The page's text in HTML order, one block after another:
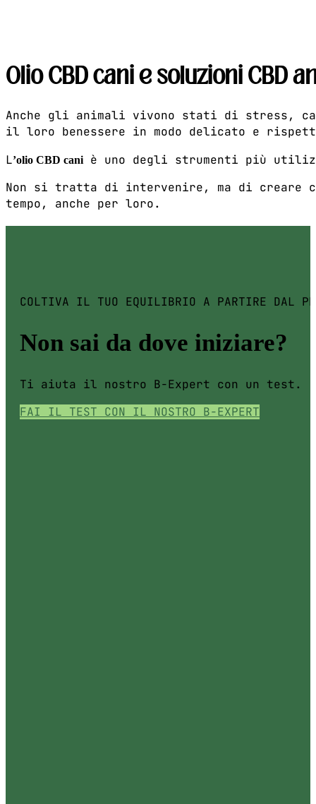
Olio CBD cani e soluzioni CBD
Anche gli animali vivono stati di stress,
il loro benessere in modo delicato e
L’olio CBD caniè uno degli strumenti più
Non si tratta di intervenire, ma di creare
tempo, anche per loro.
COLTIVA IL TUO EQUILIBRIO A PARTIRE DAL
Non sai da dove iniziare?
Ti aiuta il nostro B-Expert con un test.
FAI IL TEST CON IL NOSTRO B-EXPERT